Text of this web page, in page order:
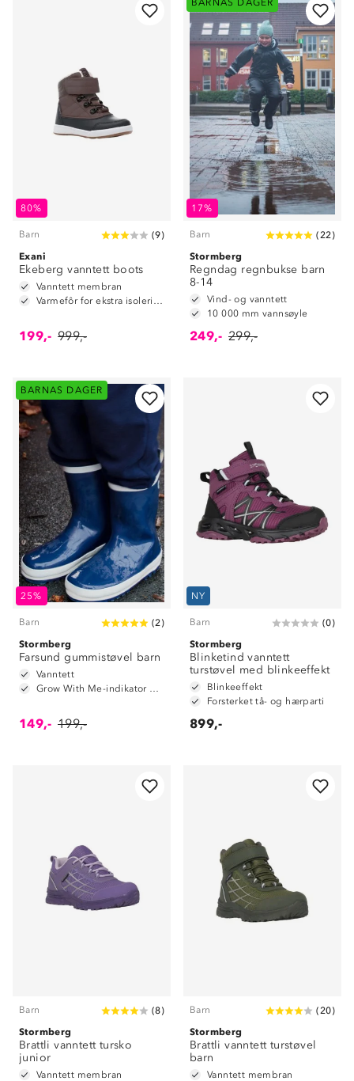
80%
Barn (9)
Exani
Ekeberg vanntett boots
Vanntett membran
Varmefôr for ekstra isolering
199,- 999,-
BARNAS DAGER
17%
Barn (22)
Stormberg
Regndag regnbukse barn
8-14
Vind- og vanntett
10 000 mm vannsøyle
249,- 299,-
BARNAS DAGER
25%
Barn (2)
Stormberg
Farsund gummistøvel barn
Vanntett
Grow With Me-indikator på innersåle
149,- 199,-
NY
Barn (0)
Stormberg
Blinketind vanntett
turstøvel med blinkeeffekt
Blinkeeffekt
Forsterket tå- og hærparti
899,-
Barn (8)
Stormberg
Brattli vanntett tursko
junior
Vanntett membran
Barn (20)
Stormberg
Brattli vanntett turstøvel
barn
Vanntett membran